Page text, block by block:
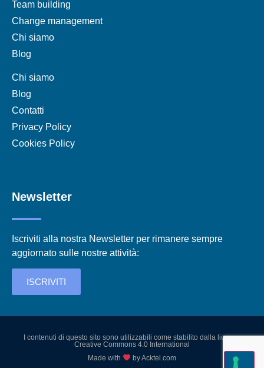
Team building
Change management
Chi siamo
Blog
Chi siamo
Blog
Contatti
Privacy Policy
Cookies Policy
Newsletter
Iscriviti alla nostra Newsletter per rimanere sempre
aggiornato sulle nostre attività:
ISCRIVITI
I contenuti di questo sito sono utilizzabili come stabilito dalla licenza
Creative Commons 4.0 International
Made with
by Acktel.com